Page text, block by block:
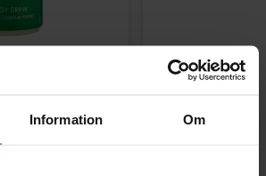
Information Om
Kinder